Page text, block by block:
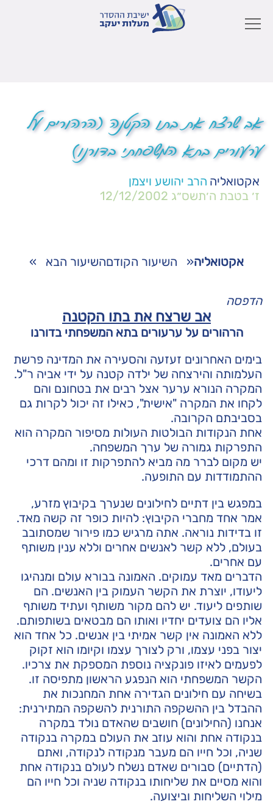
אב שרצח את בתו הקטנה (הרהורים על
ערעורים בתא המשפחתי בדורנו)
אקטואליה הרב יהושע ויצמן
ז׳ בטבת ה׳תשס״ג 12/12/2002
אקטואליה« השיעור הקודםהשיעור הבא »
הדפסה
אב שרצח את בתו הקטנה
הרהורים על ערעורים בתא המשפחתי בדורנו
בימים האחרונים זעזעה והסעירה את המדינה פרשת
העלמותה והירצחה של ילדה קטנה על ידי אביה ר"ל.
המקרה הנורא ערער אצל רבים את בטחונם והם
לקחו את המקרה "אישית", כאילו זה יכול לקרות גם
בסביבתם הקרובה.
אחת הנקודות הבולטות העולות מסיפור המקרה הוא
התפרקות גמורה של ערך המשפחה.
יש מקום לברר מה מביא להתפרקות זו ומהם דרכי
ההתמודדות עם התופעה.
במפגש בין דתיים לחילונים שנערך בקיבוץ מזרע,
אמר אחד מחברי הקיבוץ: להיות כופר זה קשה מאד.
זו בדידות נוראה. אתה מרגיש כמו פירור שמסתובב
בעולם, ללא קשר לאנשים אחרים וללא ענין משותף
עם אחרים.
הדברים מאד עמוקים. האמונה בבורא עולם ומנהיגו
ליעודו, יוצרת את הקשר העמוק בין האנשים. הם
שותפים ליעוד. יש להם מקור משותף ועתיד משותף
אליו הם צועדים יחדיו ואותו הם מבטאים בשותפותם.
ללא האמונה אין קשר אמיתי בין אנשים. כל אחד הוא
יצור בפני עצמו, ורק לצורך עצמו וקיומו הוא זקוק
לפעמים לאיזו פונקציה נוספת המספקת את צרכיו.
הקשר המשפחתי הוא הנפגע הראשון מתפיסה זו.
בשיחה עם חילונים הגדירה אחת המחנכות את
ההבדל בין ההשקפה התורנית להשקפה המתירנית:
אנחנו (החילונים) חושבים שהאדם נולד במקרה
בנקודה אחת והוא עוזב את העולם במקרה בנקודה
שניה, וכל חייו הם מעבר מנקודה לנקודה, ואתם
(הדתיים) סבורים שאדם נשלח לעולם בנקודה אחת
והוא מסיים את שליחותו בנקודה שניה וכל חייו הם
מילוי השליחות וביצועה.